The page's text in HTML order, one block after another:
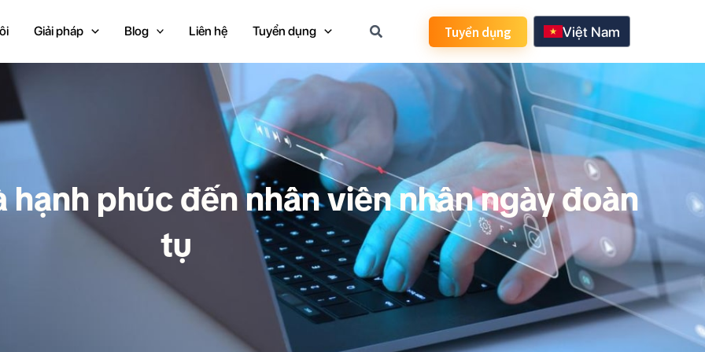
Giải pháp Blog Liên hệ Tuyển dụng Tuyển dụng Việt Nam
한국어
English
hạnh phúc đến nhân viên nhân ngày đoàn
tụ